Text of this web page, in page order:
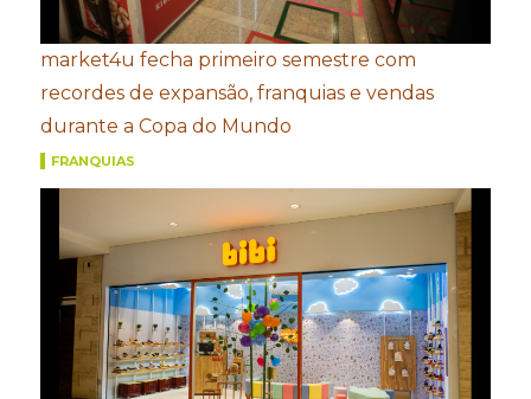
market4u fecha primeiro semestre com
recordes de expansão, franquias e vendas
durante a Copa do Mundo
FRANQUIAS